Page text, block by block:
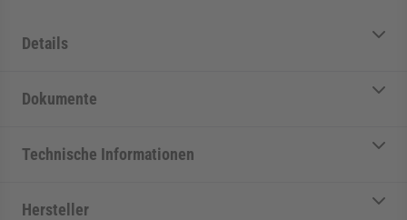
Details
Dokumente
Technische Informationen
Hersteller